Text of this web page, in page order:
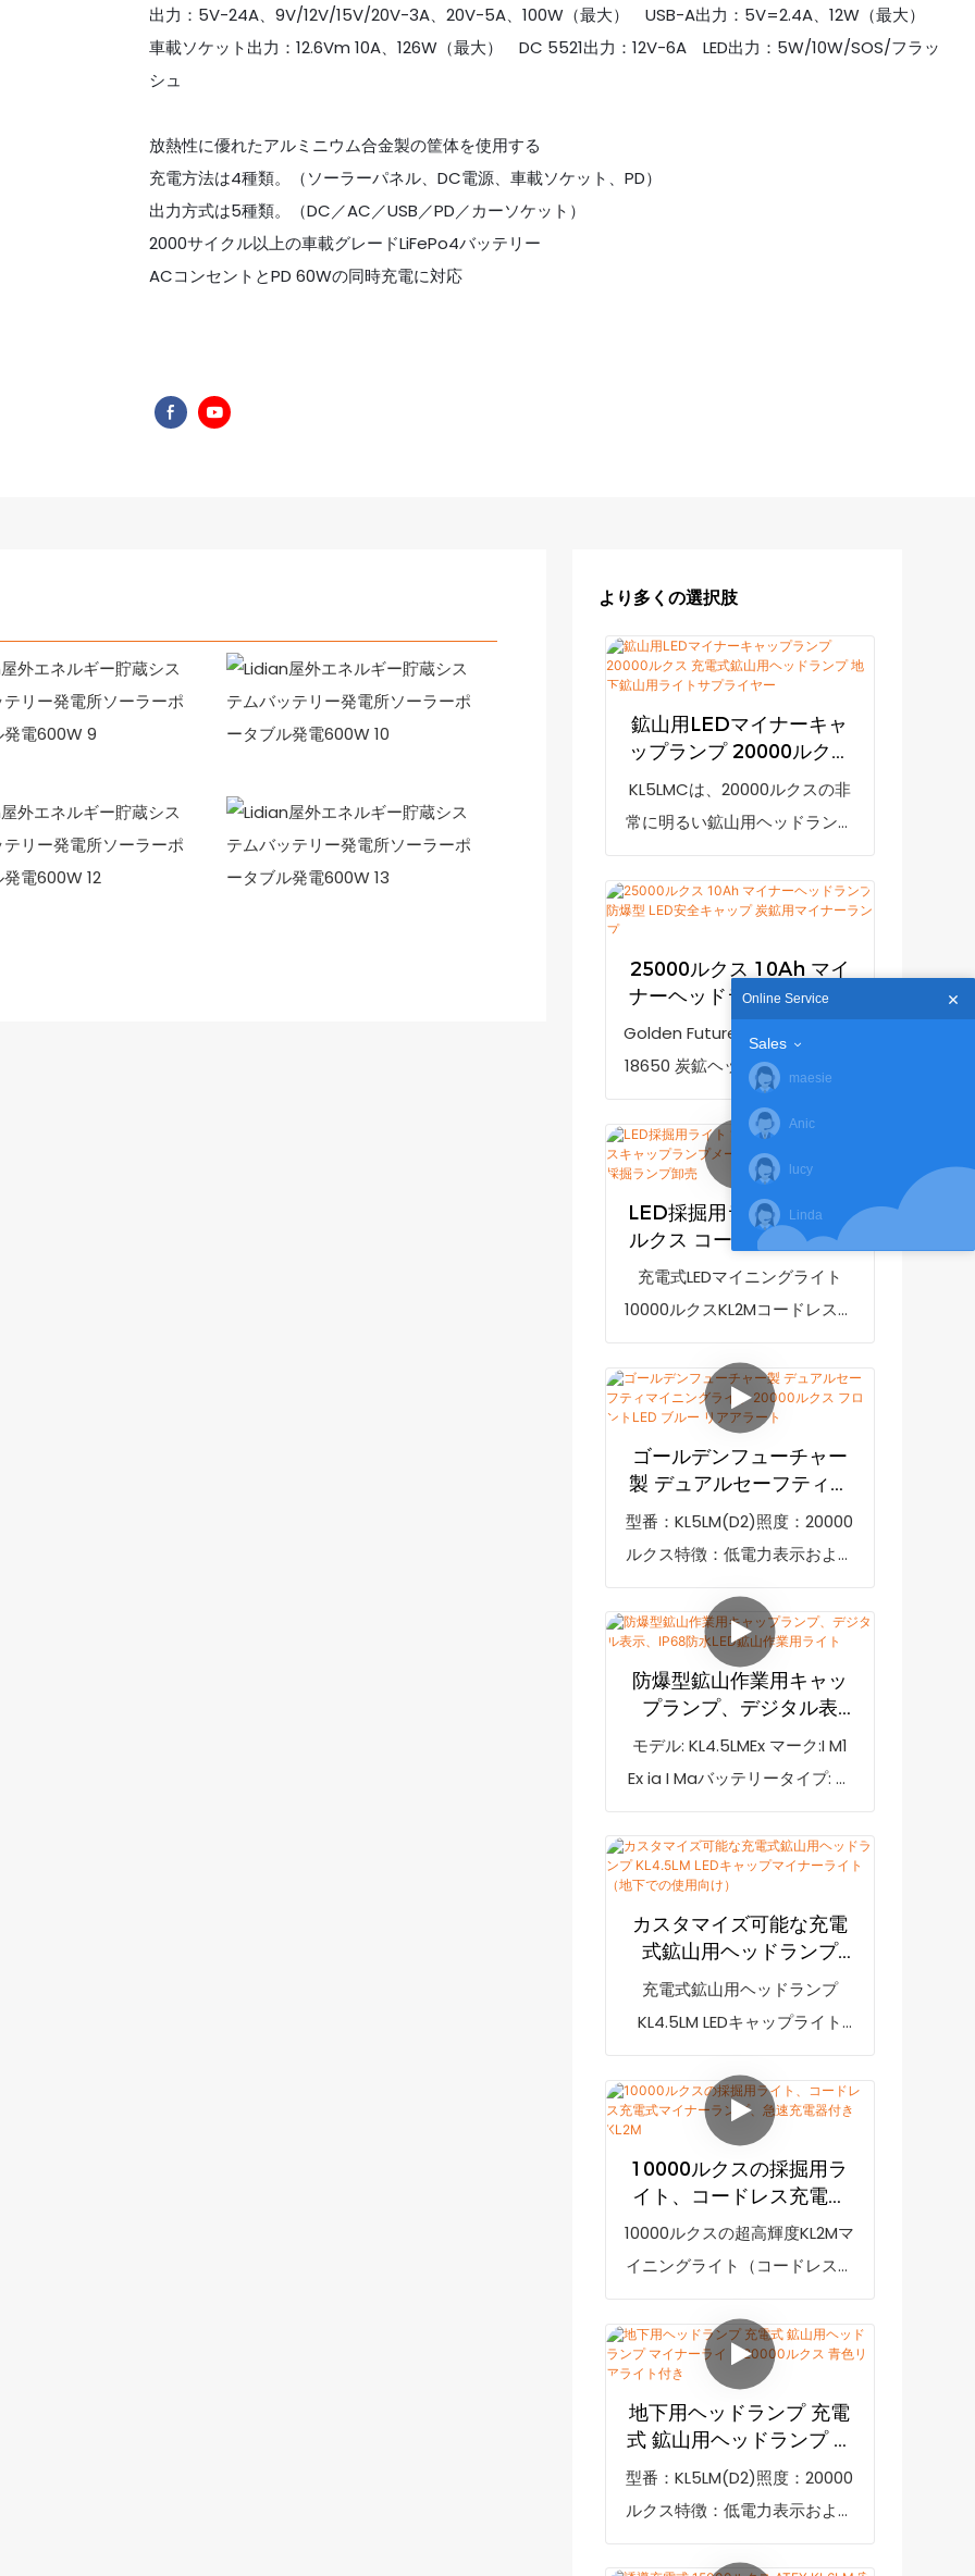
出力：5V-24A、9V/12V/15V/20V-3A、20V-5A、100W（最大） USB-A出力：5V=2.4A、12W（最大）
車載ソケット出力：12.6Vm 10A、126W（最大） DC 5521出力：12V-6A LED出力：5W/10W/SOS/フラッ
シュ
放熱性に優れたアルミニウム合金製の筐体を使用する
充電方法は4種類。（ソーラーパネル、DC電源、車載ソケット、PD）
出力方式は5種類。（DC／AC／USB／PD／カーソケット）
2000サイクル以上の車載グレードLiFePo4バッテリー
ACコンセントとPD 60Wの同時充電に対応
より多くの選択肢
鉱山用LEDマイナーキャ
ップランプ 20000ルクス
充電式鉱山用ヘッドラン
プ 地下鉱山用ライトサプ
ライヤー
KL5LMCは、20000ルクスの非
常に明るい鉱山用ヘッドランプ
電力不足時に充電を促します。
7800mAhの充電式リチウムイ
と高度なLED技術を採用し、防
弾PCハウジングと強化ガラス
レンズを備えています。また、
MCU制御充電システムを採用し
ており、充電時間は8時間以内
です。型番：KL5LMC、照度：
20000ルクス、機能：低電力表
示、防爆マーク：IM1 Ex ia I
Ma、IP等級：IP68
25000ルクス 10Ah マイ
ナーヘッドランプ 防爆型
LED安全キャップ 炭鉱用
マイナーランプ
Golden Future 25000Lux 10ah
18650 炭鉱ヘッドランプ KL10M
マイニングライト LED キャップ
ランプは、電力不足時に充電を
促す低電力表示機能を備えた、
最も明るいマイニングランプで
す。10000mAh 充電式リチウム
ガラスレンズ、MCU 制御充電
システムを備えています。型番:
KL10M 照度: 25000 lux バッテリ
ー容量: 10Ah 特徴: 低電力表示
Ex マーク: IM1 Ex ia I Ma IP 等級:
IP68
LED採掘用ライト 10000
ルクス コードレスキャッ
プランプメーカー、鉱山
売
充電式LEDマイニングライト
10000ルクスKL2Mコードレスキ
ャップランプ（充電器付き）
は、市場の類似製品と比較し
て、性能、品質、外観などの点
で比類のない優れた利点を持
ち、市場で高い評価を得ていま
品の欠点を総括し、継続的に改
善しています。充電式LEDマイ
ニングライト10000ルクスKL2M
コードレスキャップランプ（充
電器付き）の仕様は、お客様の
ニーズに合わせてカスタマイズ
できます。型番：KL2M照度：
4500ルクス正味重量：180g防
ゴールデンフューチャー
製 デュアルセーフティマ
イニングライト 20000ル
クス フロントLED ブルー
リアアラート
型番：KL5LM(D2)照度：20000
ルクス特徴：低電力表示および
安全リアライト防爆マーク：IM1
Ex ia I MaIP等級：IP68
防爆型鉱山作業用キャッ
プランプ、デジタル表
示、IP68防水LED鉱山作
モデル: KL4.5LMEx マーク:I M1
Ex ia I Maバッテリータイプ: リ
IP68認証: ATEX、CE梱包: 20
個/カートン工場 Golden
用ランプコードレス鉱夫用ラン
員に便利です。
カスタマイズ可能な充電
式鉱山用ヘッドランプ
KL4.5LM LEDキャップマ
使用向け）
充電式鉱山用ヘッドランプ
KL4.5LM LEDキャップライト
（地下用）は、市場の類似製品
と比較して、性能、品質、外観
などの点で比類のない優れた利
点を持ち、市場で高い評価を得
ています。GoldenFutureは過
キャップライト（地下用）の仕
様は、お客様のニーズに合わせ
てカスタマイズできます。
KL4.5LM Lamparas Mineras
Underground Mine Light Led
Rechargeable Miner
Headlamp Mining Cap Lamp
は、軽量215g、携帯サイズ
10000ルクスの採掘用ラ
イト、コードレス充電式
マイナーランプ、急速充
10000ルクスの超高輝度KL2Mマ
イニングライト（コードレス充
電式、急速充電器付き）は、市
場の類似製品と比較して、性
能、品質、外観などの点で比類
のない優れた利点を持ち、市場
で高い評価を得ています。
欠点を総括し、継続的に改善し
ています。10000ルクスの超高
輝度KL2Mマイニングライト（コ
地下用ヘッドランプ 充電
式 鉱山用ヘッドランプ マ
イナーライト 20000ルク
ス 青色リアライト付き
型番：KL5LM(D2)照度：20000
ルクス特徴：低電力表示および
安全リアライト防爆マーク：IM1
Online Service
Sales
maesie
Anic
lucy
Linda